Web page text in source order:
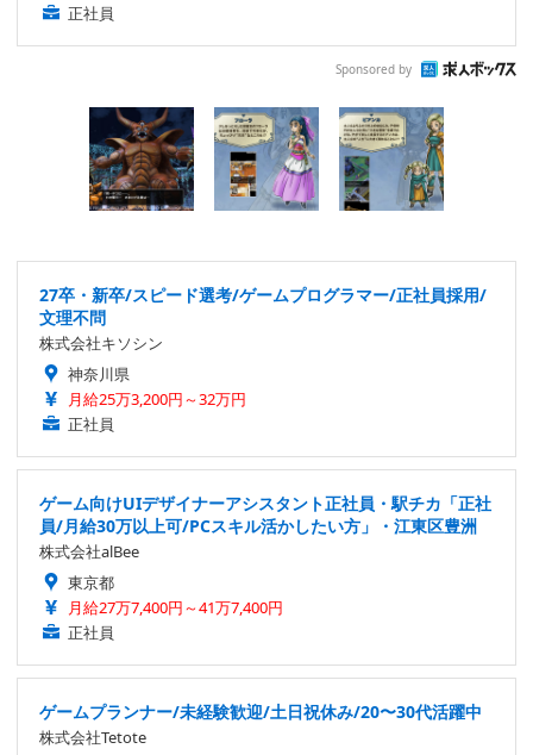
正社員
Sponsored by
27卒・新卒/スピード選考/ゲームプログラマー/正社員採用/
文理不問
株式会社キソシン
神奈川県
月給25万3,200円～32万円
正社員
ゲーム向けUIデザイナーアシスタント正社員・駅チカ「正社
員/月給30万以上可/PCスキル活かしたい方」・江東区豊洲
株式会社alBee
東京都
月給27万7,400円～41万7,400円
正社員
ゲームプランナー/未経験歓迎/土日祝休み/20〜30代活躍中
株式会社Tetote